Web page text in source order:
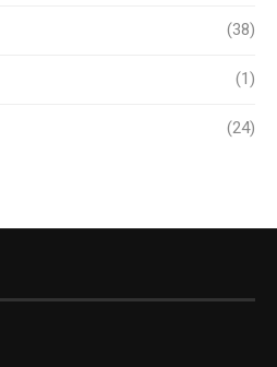
(38)
(1)
(24)